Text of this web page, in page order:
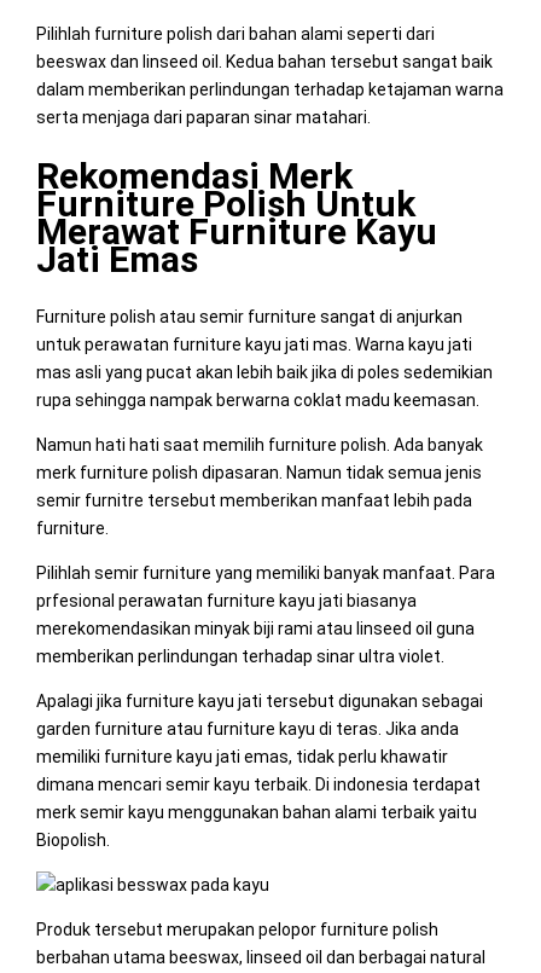
Pilihlah furniture polish dari bahan alami seperti dari
beeswax dan linseed oil. Kedua bahan tersebut sangat baik
dalam memberikan perlindungan terhadap ketajaman warna
serta menjaga dari paparan sinar matahari.
Rekomendasi Merk
Furniture Polish Untuk
Merawat Furniture Kayu
Jati Emas
Furniture polish atau semir furniture sangat di anjurkan
untuk perawatan furniture kayu jati mas. Warna kayu jati
mas asli yang pucat akan lebih baik jika di poles sedemikian
rupa sehingga nampak berwarna coklat madu keemasan.
Namun hati hati saat memilih furniture polish. Ada banyak
merk furniture polish dipasaran. Namun tidak semua jenis
semir furnitre tersebut memberikan manfaat lebih pada
furniture.
Pilihlah semir furniture yang memiliki banyak manfaat. Para
prfesional perawatan furniture kayu jati biasanya
merekomendasikan minyak biji rami atau linseed oil guna
memberikan perlindungan terhadap sinar ultra violet.
Apalagi jika furniture kayu jati tersebut digunakan sebagai
garden furniture atau furniture kayu di teras. Jika anda
memiliki furniture kayu jati emas, tidak perlu khawatir
dimana mencari semir kayu terbaik. Di indonesia terdapat
merk semir kayu menggunakan bahan alami terbaik yaitu
Biopolish.
Produk tersebut merupakan pelopor furniture polish
berbahan utama beeswax, linseed oil dan berbagai natural